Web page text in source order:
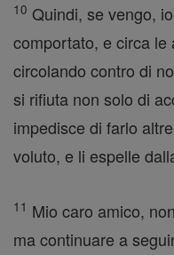
10 Quindi, se vengo,
comportato, e circa le
circolando contro di
si rifiuta non solo di
impedisce di farlo
voluto, e li espelle
11 Mio caro amico,
ma continuare a